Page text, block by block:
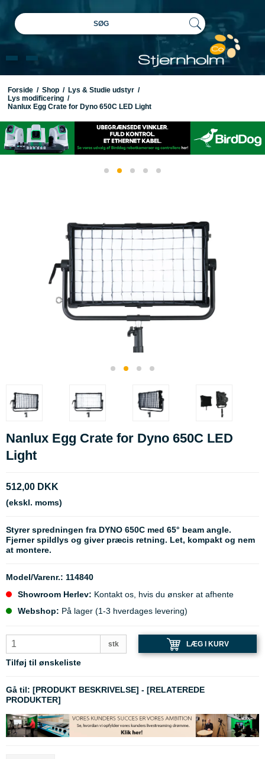
SØG
Forside / Shop / Lys & Studie udstyr /
Lys modificering /
Nanlux Egg Crate for Dyno 650C LED Light
Nanlux Egg Crate for Dyno 650C LED
Light
512,00 DKK
(ekskl. moms)
Styrer spredningen fra DYNO 650C med 65° beam angle.
Fjerner spildlys og giver præcis retning. Let, kompakt og nem
at montere.
Model/Varenr.: 114840
Showroom Herlev: Kontakt os, hvis du ønsker at afhente
Webshop: På lager (1-3 hverdages levering)
stk LÆG I KURV
Tilføj til ønskeliste
Gå til: [PRODUKT BESKRIVELSE] - [RELATEREDE
PRODUKTER]